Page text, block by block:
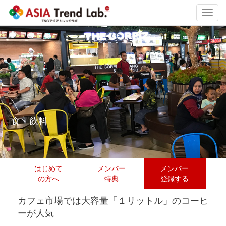
食・飲料
はじめて
の方へ
メンバー
特典
メンバー
登録する
カフェ市場では大容量「１リットル」のコーヒ
ーが人気